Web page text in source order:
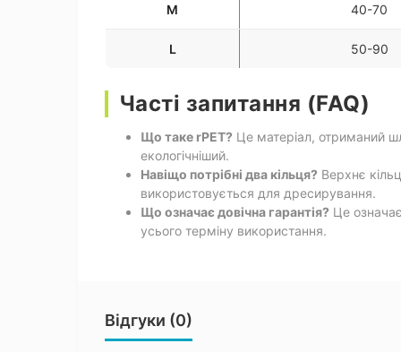
M 40-70
L 50-90
Часті запитання (FAQ)
Що таке rPET? Це матеріал, отриманий
екологічніший.
Навіщо потрібні два кільця? Верхнє
використовується для дресирування.
Що означає довічна гарантія? Це
усього терміну використання.
Відгуки (0)